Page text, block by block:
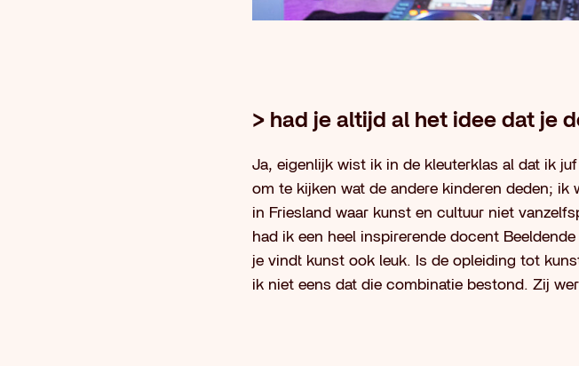
> had je altijd al het idee dat je
Ja, eigenlijk wist ik in de kleuterklas al dat ik
om te kijken wat de andere kinderen deden; ik
in Friesland waar kunst en cultuur niet
had ik een heel inspirerende docent
je vindt kunst ook leuk. Is de opleiding tot
ik niet eens dat die combinatie bestond. Zij